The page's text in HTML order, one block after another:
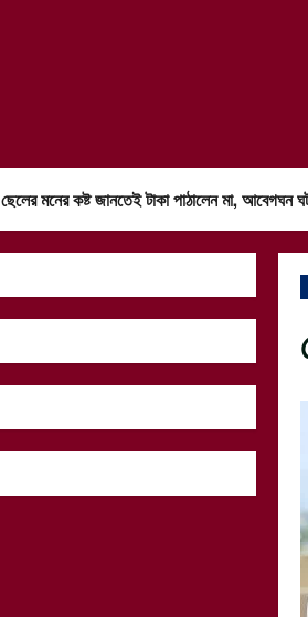
ছেলের মনের কষ্ট জানতেই টাকা পাঠালেন মা, আবেগঘন